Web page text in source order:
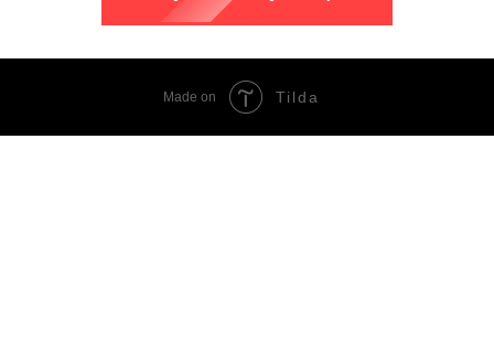
Made on Tilda